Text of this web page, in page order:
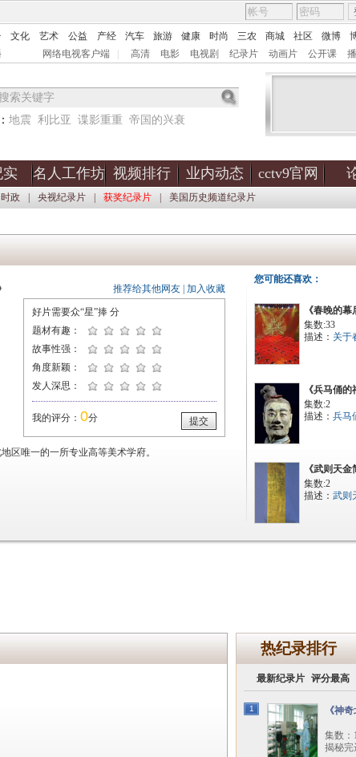
文化 艺术 公益 产经 汽车 旅游 健康 时尚 三农 商城 社区 微博
网络电视客户端 高清 电影 电视剧 纪录片 动画片 公开课
地震 利比亚 谍影重重 帝国的兴衰
名人工作坊 视频排行 业内动态 cctv9官网
时政 央视纪录片 获奖纪录片 美国历史频道纪录片
区唯一的一所专业高等美术学府。
推荐给其他网友 加入收藏
好片需要众“星”捧 分
题材有趣：
故事性强：
角度新颖：
发人深思：
我的评分： 0分 提交
您可能还喜欢：
《春晚的幕
集数:33
描述： 关于
《兵马俑的
集数:2
描述： 兵马
《武则天金
集数:2
描述： 武则
热纪录排行
最新纪录片 评分最高
1 《神
集数：
揭秘完